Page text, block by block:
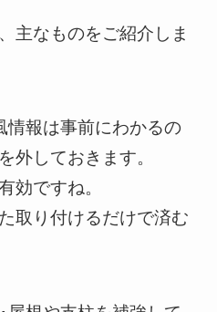
主なものをご紹介しま
情報は事前にわかるの
外しておきます。
効ですね。
取り付けるだけで済む